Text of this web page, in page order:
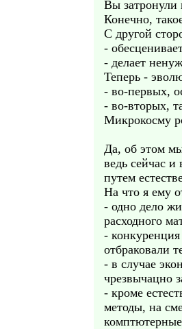
Вы затронули
Конечно,
С другой
-
- делает
Теперь -
- во-первых,
- во-вторых,
Микрокосму
Да, об этом
ведь сейчас
путем
На что я ему
- одно дело
расходного
-
отбраковали
- в случае
чрезвычацно
- кроме
методы, на